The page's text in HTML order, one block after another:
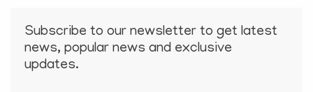
Subscribe to our newsletter to get latest
news, popular news and exclusive
updates.